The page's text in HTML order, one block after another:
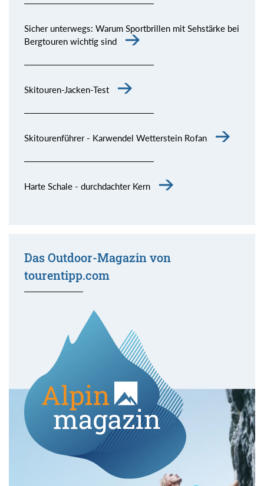
Sicher unterwegs: Warum Sportbrillen mit Sehstärke bei
Bergtouren wichtig sind
Skitouren-Jacken-Test
Skitourenführer - Karwendel Wetterstein Rofan
Harte Schale - durchdachter Kern
Das Outdoor-Magazin von
tourentipp.com